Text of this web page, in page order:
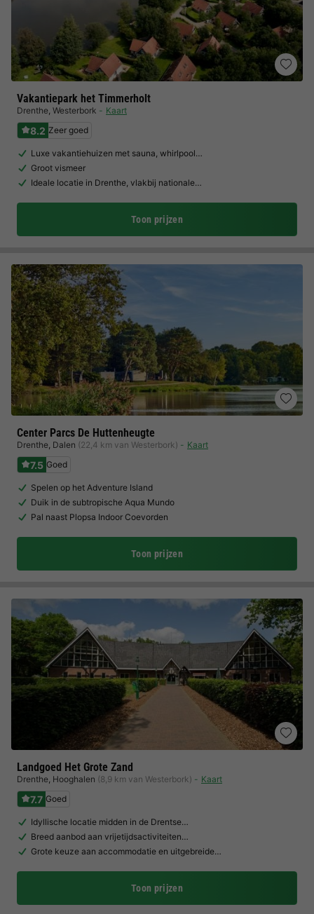
Vakantiepark het Timmerholt
Drenthe, Westerbork Kaart
8.2 Zeer goed
Luxe vakantiehuizen met sauna, whirlpool…
Groot vismeer
Ideale locatie in Drenthe, vlakbij nationale…
Toon prijzen
Center Parcs De Huttenheugte
Drenthe, Dalen (22,4 km van Westerbork) Kaart
7.5 Goed
Spelen op het Adventure Island
Duik in de subtropische Aqua Mundo
Pal naast Plopsa Indoor Coevorden
Toon prijzen
Landgoed Het Grote Zand
Drenthe, Hooghalen (8,9 km van Westerbork) Kaart
7.7 Goed
Idyllische locatie midden in de Drentse…
Breed aanbod aan vrijetijdsactiviteiten…
Grote keuze aan accommodatie en uitgebreide…
Toon prijzen